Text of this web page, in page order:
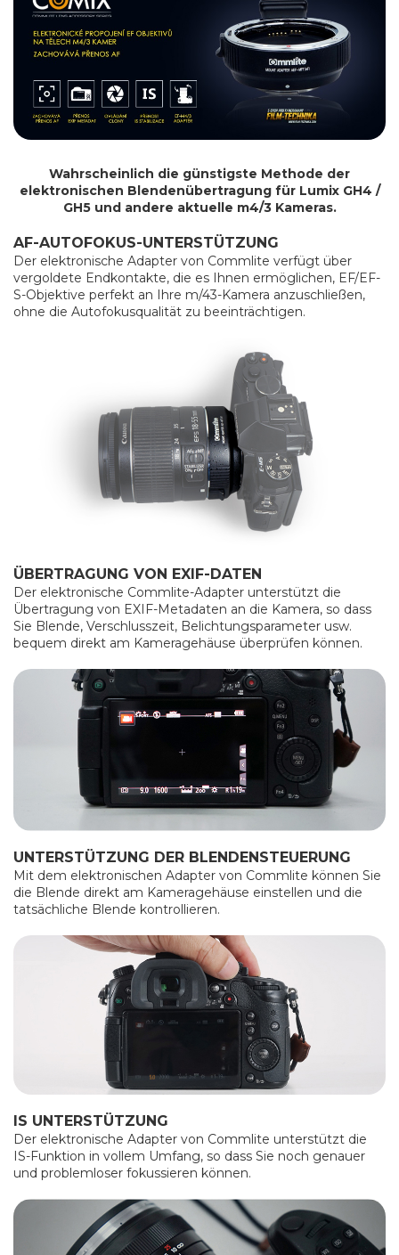
Wahrscheinlich die günstigste Methode der
elektronischen Blendenübertragung für Lumix GH4 /
GH5 und andere aktuelle m4/3 Kameras.
AF-AUTOFOKUS-UNTERSTÜTZUNG
Der elektronische Adapter von Commlite verfügt über
vergoldete Endkontakte, die es Ihnen ermöglichen, EF/EF-
S-Objektive perfekt an Ihre m/43-Kamera anzuschließen,
ohne die Autofokusqualität zu beeinträchtigen.
ÜBERTRAGUNG VON EXIF-DATEN
Der elektronische Commlite-Adapter unterstützt die
Übertragung von EXIF-Metadaten an die Kamera, so dass
Sie Blende, Verschlusszeit, Belichtungsparameter usw.
bequem direkt am Kameragehäuse überprüfen können.
UNTERSTÜTZUNG DER BLENDENSTEUERUNG
Mit dem elektronischen Adapter von Commlite können Sie
die Blende direkt am Kameragehäuse einstellen und die
tatsächliche Blende kontrollieren.
IS UNTERSTÜTZUNG
Der elektronische Adapter von Commlite unterstützt die
IS-Funktion in vollem Umfang, so dass Sie noch genauer
und problemloser fokussieren können.